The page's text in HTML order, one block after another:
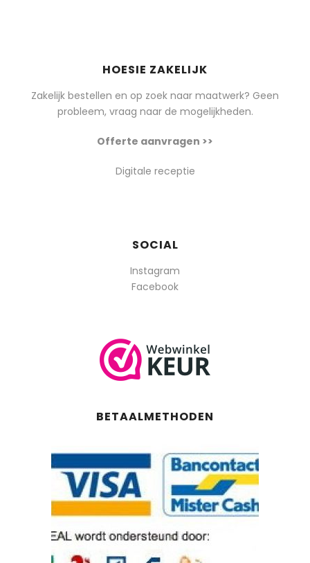
HOESIE ZAKELIJK
Zakelijk bestellen en op zoek naar maatwerk? Geen
probleem, vraag naar de mogelijkheden.
Offerte aanvragen >>
Digitale receptie
SOCIAL
Instagram
Facebook
BETAALMETHODEN